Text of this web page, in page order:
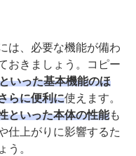
は、必要な機能が備わ
おきましょう。コピー
いった基本機能のほ
らに便利に使えます。
といった本体の性能も
仕上がりに影響するた
う。